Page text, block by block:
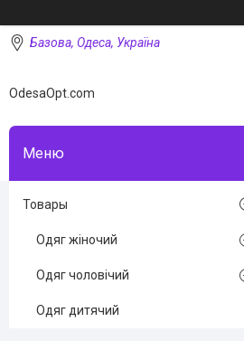
Базова, Одеса, Україна
OdesaOpt.com
Товары
Одяг жіночий
Одяг чоловічий
Одяг дитячий